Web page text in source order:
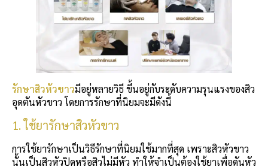
รักษาสิวหัวขาวมีอยู่หลายวิธี ขึ้นอยู่กับระดับความรุนแรงของสิว
อุดตันหัวขาว โดยการรักษาที่นิยมจะมีดังนี้
1. ใช้ยารักษาสิวหัวขาว
การใช้ยารักษาเป็นวิธีรักษาที่นิยมใช้มากที่สุด เพราะสิวหัวขาว
นั้นเป็นสิวหัวปิดหรือสิวไม่มีหัว ทำให้จำเป็นต้องใช้ยาเพื่อดันหัว